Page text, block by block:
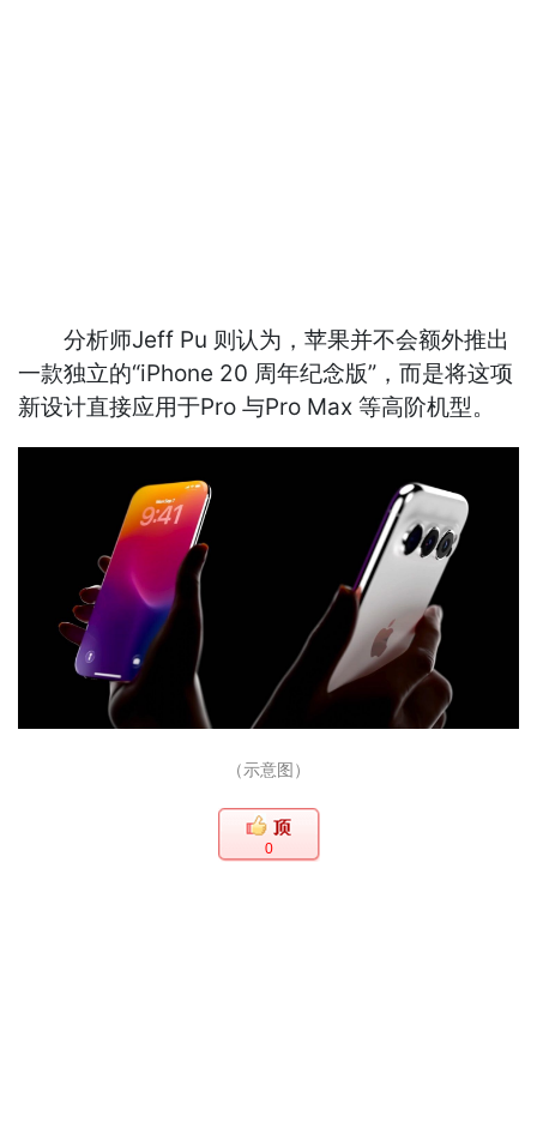
分析师Jeff Pu 则认为，苹果并不会额外推出
一款独立的“iPhone 20 周年纪念版”，而是将这项
新设计直接应用于Pro 与Pro Max 等高阶机型。
（示意图）
0